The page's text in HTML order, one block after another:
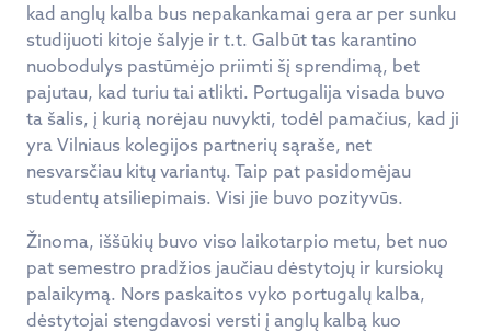
kad anglų kalba bus nepakankamai gera ar per sunku
studijuoti kitoje šalyje ir t.t. Galbūt tas karantino
nuobodulys pastūmėjo priimti šį sprendimą, bet
pajutau, kad turiu tai atlikti. Portugalija visada buvo
ta šalis, į kurią norėjau nuvykti, todėl pamačius, kad ji
yra Vilniaus kolegijos partnerių sąraše, net
nesvarsčiau kitų variantų. Taip pat pasidomėjau
studentų atsiliepimais. Visi jie buvo pozityvūs.
Žinoma, iššūkių buvo viso laikotarpio metu, bet nuo
pat semestro pradžios jaučiau dėstytojų ir kursiokų
palaikymą. Nors paskaitos vyko portugalų kalba,
dėstytojai stengdavosi versti į anglų kalbą kuo